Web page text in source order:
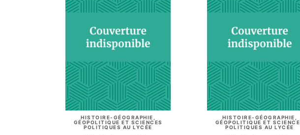
HISTOIRE-GÉOGRAPHIE,
GÉOPOLITIQUE ET SCIENCES
POLITIQUES AU LYCÉE
HISTOIRE-GÉOGRAPHIE,
GÉOPOLITIQUE ET
POLITIQUES AU LYCÉE